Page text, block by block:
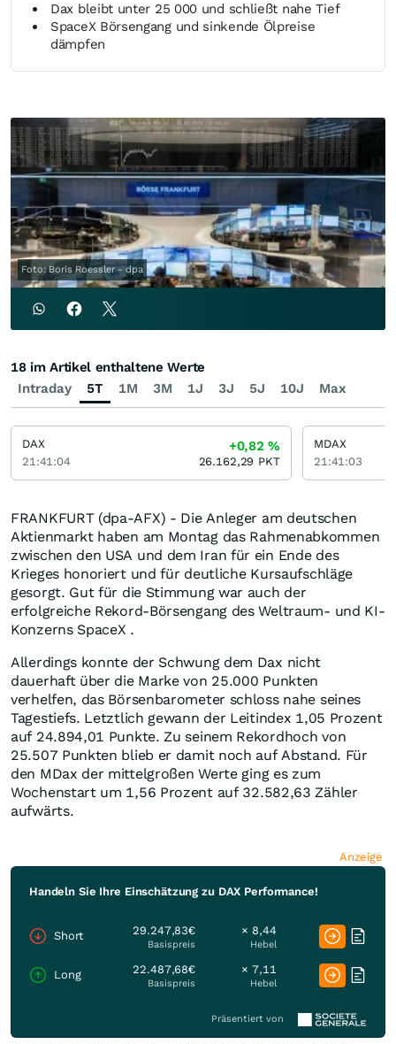
Dax bleibt unter 25 000 und schließt nahe Tief
SpaceX Börsengang und sinkende Ölpreise
dämpfen
Foto: Boris Roessler - dpa
FRANKFURT (dpa-AFX) - Die Anleger am deutschen
Aktienmarkt haben am Montag das Rahmenabkommen
zwischen den USA und dem Iran für ein Ende des
Krieges honoriert und für deutliche Kursaufschläge
gesorgt. Gut für die Stimmung war auch der
erfolgreiche Rekord-Börsengang des Weltraum- und KI-
Konzerns SpaceX .
Allerdings konnte der Schwung dem Dax nicht
dauerhaft über die Marke von 25.000 Punkten
verhelfen, das Börsenbarometer schloss nahe seines
Tagestiefs. Letztlich gewann der Leitindex 1,05 Prozent
auf 24.894,01 Punkte. Zu seinem Rekordhoch von
25.507 Punkten blieb er damit noch auf Abstand. Für
den MDax der mittelgroßen Werte ging es zum
Wochenstart um 1,56 Prozent auf 32.582,63 Zähler
aufwärts.
Anzeige
Handeln Sie Ihre Einschätzung zu DAX Performance!
Short 29.247,83€
Basispreis
× 8,44
Hebel
Long 22.487,68€
Basispreis
× 7,11
Hebel
Präsentiert von
Intraday 5T 1M 3M 1J 3J 5J 10J Max
18 im Artikel enthaltene Werte
DAX
21:41:04
+0,82%
26.162,29 PKT
MDAX
21:41:03